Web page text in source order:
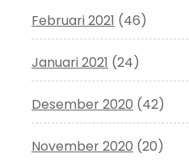
Februari 2021 (46)
Januari 2021 (24)
Desember 2020 (42)
November 2020 (20)